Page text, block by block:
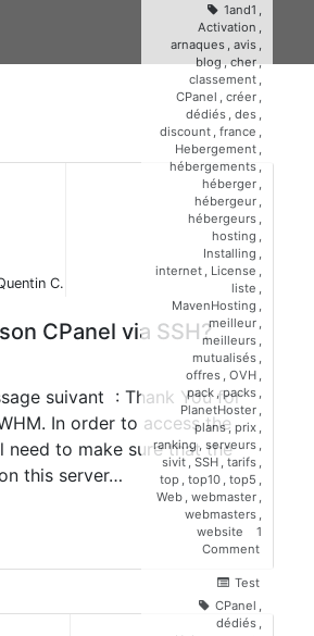
C.
CPanel via SSH?
suivant : Thank You for
In order to access the
need to make sure that the
this server…
1and1
Activation
arnaques
avis
blog,cher,
classement
CPanel
créer
dédiés
des
discount
france
Hebergement
hébergements
héberger
hébergeur
hébergeurs
hosting
Installing
internet
License
liste
MavenHosting
meilleur
meilleurs
mutualisés
offres
OVH
pack ,packs
PlanetHoster
plans, prix
ranking, serveurs
sivit
SSH tarifs
top
top10 top5
Web
webmaster
webmasters
website
1
Commenton
de
CPanel
Test
CPanel ,
dédiés ,